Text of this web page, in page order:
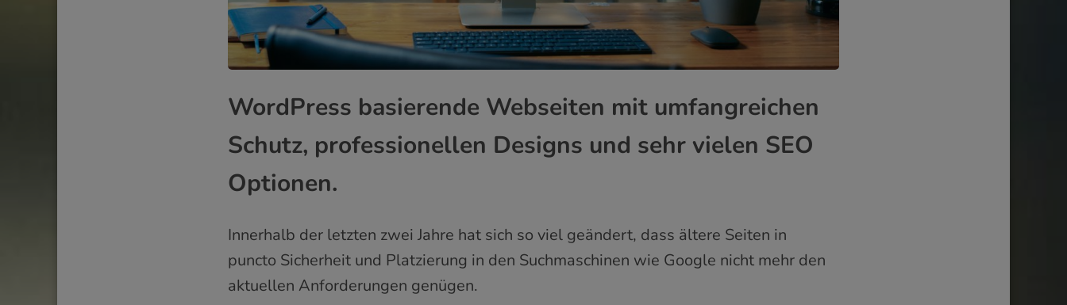
WordPress basierende Webseiten mit umfangreichen
Schutz, professionellen Designs und sehr vielen SEO
Optionen.
Innerhalb der letzten zwei Jahre hat sich so viel geändert, dass ältere Seiten in
puncto Sicherheit und Platzierung in den Suchmaschinen wie Google nicht mehr den
aktuellen Anforderungen genügen.